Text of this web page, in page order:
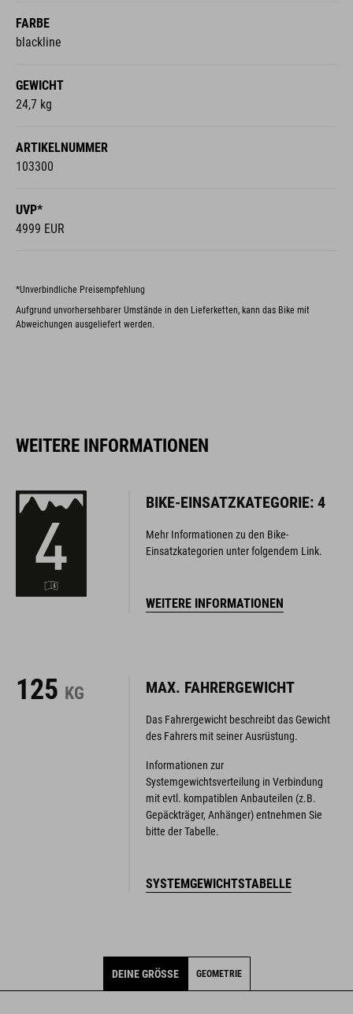
FARBE
blackline
GEWICHT
24,7 kg
ARTIKELNUMMER
103300
UVP*
4999 EUR
*Unverbindliche Preisempfehlung
Aufgrund unvorhersehbarer Umstände in den Lieferketten, kann das Bike mit
Abweichungen ausgeliefert werden.
WEITERE INFORMATIONEN
BIKE-EINSATZKATEGORIE: 4
Mehr Informationen zu den Bike-
Einsatzkategorien unter folgendem Link.
WEITERE INFORMATIONEN
125 KG MAX. FAHRERGEWICHT
Das Fahrergewicht beschreibt das Gewicht
des Fahrers mit seiner Ausrüstung.
Informationen zur
Systemgewichtsverteilung in Verbindung
mit evtl. kompatiblen Anbauteilen (z.B.
Gepäckträger, Anhänger) entnehmen Sie
bitte der Tabelle.
SYSTEMGEWICHTSTABELLE
DEINE GRÖSSE GEOMETRIE